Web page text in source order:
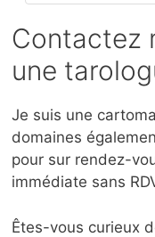
Contactez
une
Je suis une
domaines
pour sur rendez-
immédiate sans
Êtes-vous curieux